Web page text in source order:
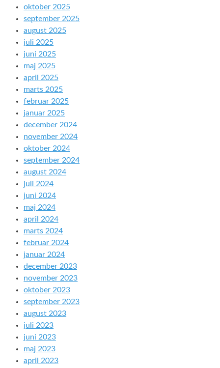
oktober 2025
september 2025
august 2025
juli 2025
juni 2025
maj 2025
april 2025
marts 2025
februar 2025
januar 2025
december 2024
november 2024
oktober 2024
september 2024
august 2024
juli 2024
juni 2024
maj 2024
april 2024
marts 2024
februar 2024
januar 2024
december 2023
november 2023
oktober 2023
september 2023
august 2023
juli 2023
juni 2023
maj 2023
april 2023